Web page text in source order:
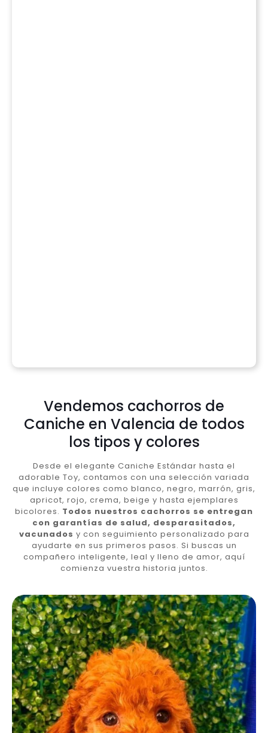
Vendemos cachorros de
Caniche en Valencia de todos
los tipos y colores
Desde el elegante Caniche Estándar hasta el
adorable Toy, contamos con una selección variada
que incluye colores como blanco, negro, marrón, gris,
apricot, rojo, crema, beige y hasta ejemplares
bicolores. Todos nuestros cachorros se entregan
con garantías de salud, desparasitados,
vacunados y con seguimiento personalizado para
ayudarte en sus primeros pasos. Si buscas un
compañero inteligente, leal y lleno de amor, aquí
comienza vuestra historia juntos.